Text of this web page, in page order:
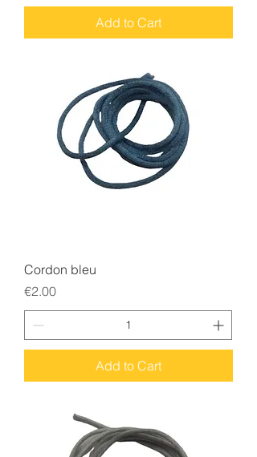
Add to Cart
Cordon bleu
Price
€2.00
Add to Cart